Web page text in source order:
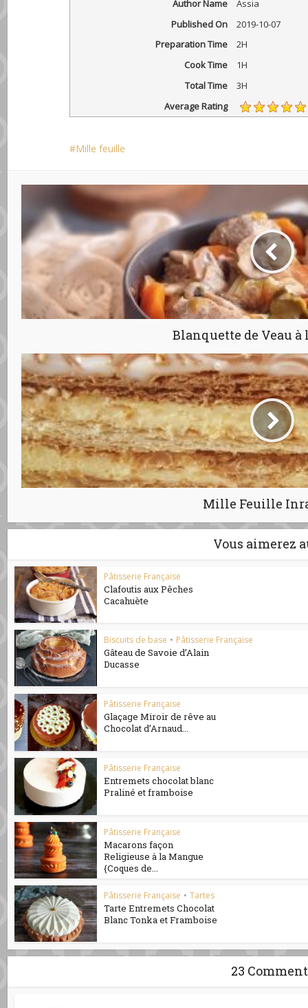
Author Name
Assia
Published On
2019-10-07
Preparation Time
2H
Cook Time
1H
Total Time
3H
Average Rating
Mille feuille
Blanquette de Veau à
Mille Feuille
Vous aimerez
Pâtisserie Française
Clafoutis aux Pêches
Cacahuète
Biscuits de base • Pâtisserie Française
Gâteau de Savoie d’Alain
Ducasse
Pâtisserie Française
Glaçage Miroir de rêve au
Chocolat d’Arnaud...
Pâtisserie Française
Entremets chocolat blanc
Praliné et framboise
Pâtisserie Française
Macarons façon
Religieuse à la Mangue
{Coques de...
Pâtisserie Française • Tartes
Tarte Entremets Chocolat
Blanc Tonka et Framboise
23